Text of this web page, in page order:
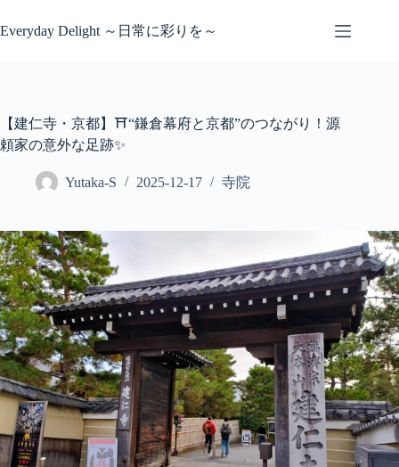
ン
ス
キ
ッ
Everyday Delight ～日常に彩りを～
【建仁寺・京都】⛩️“鎌倉幕府と京都”のつながり！源
頼家の意外な足跡✨
Yutaka-S 2025-12-17 寺院